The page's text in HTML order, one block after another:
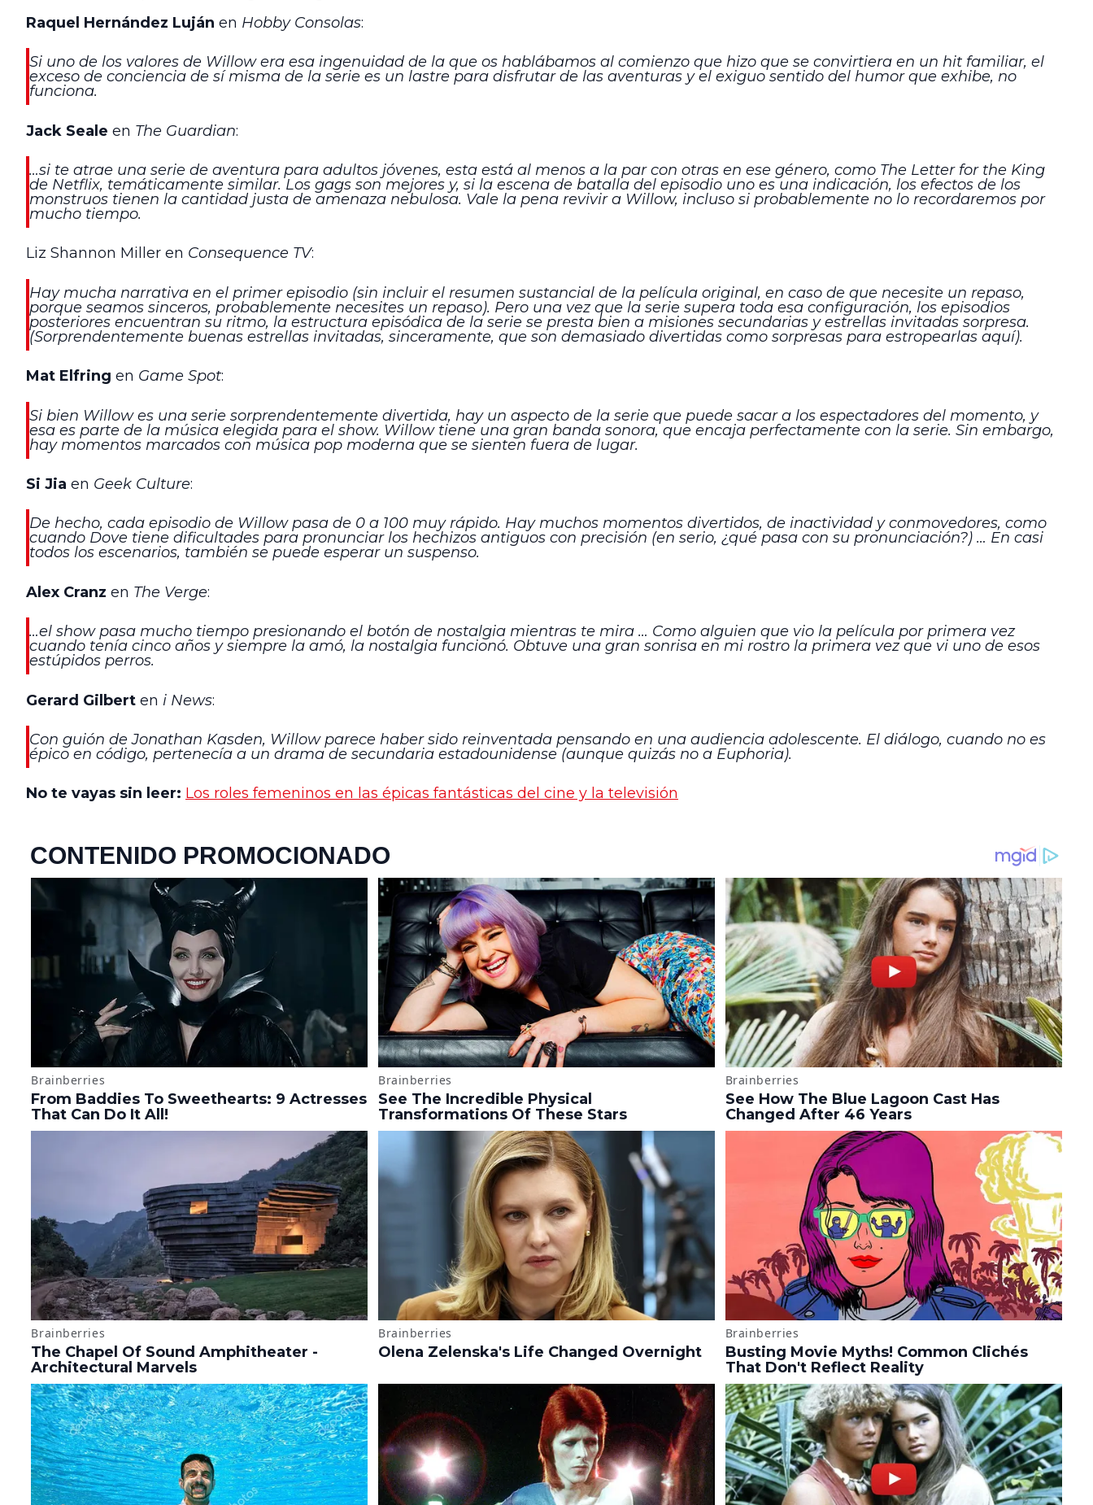
Raquel Hernández Luján en Hobby Consolas:
Si uno de los valores de Willow era esa ingenuidad de la que os hablábamos al comienzo que hizo que se convirtiera en un hit familiar, el
exceso de conciencia de sí misma de la serie es un lastre para disfrutar de las aventuras y el exiguo sentido del humor que exhibe, no
funciona.
Jack Seale en The Guardian:
…si te atrae una serie de aventura para adultos jóvenes, esta está al menos a la par con otras en ese género, como The Letter for the King
de Netflix, temáticamente similar. Los gags son mejores y, si la escena de batalla del episodio uno es una indicación, los efectos de los
monstruos tienen la cantidad justa de amenaza nebulosa. Vale la pena revivir a Willow, incluso si probablemente no lo recordaremos por
mucho tiempo.
Liz Shannon Miller en Consequence TV:
Hay mucha narrativa en el primer episodio (sin incluir el resumen sustancial de la película original, en caso de que necesite un repaso,
porque seamos sinceros, probablemente necesites un repaso). Pero una vez que la serie supera toda esa configuración, los episodios
posteriores encuentran su ritmo, la estructura episódica de la serie se presta bien a misiones secundarias y estrellas invitadas sorpresa.
(Sorprendentemente buenas estrellas invitadas, sinceramente, que son demasiado divertidas como sorpresas para estropearlas aquí).
Mat Elfring en Game Spot:
Si bien Willow es una serie sorprendentemente divertida, hay un aspecto de la serie que puede sacar a los espectadores del momento, y
esa es parte de la música elegida para el show. Willow tiene una gran banda sonora, que encaja perfectamente con la serie. Sin embargo,
hay momentos marcados con música pop moderna que se sienten fuera de lugar.
Si Jia en Geek Culture:
De hecho, cada episodio de Willow pasa de 0 a 100 muy rápido. Hay muchos momentos divertidos, de inactividad y conmovedores, como
cuando Dove tiene dificultades para pronunciar los hechizos antiguos con precisión (en serio, ¿qué pasa con su pronunciación?) … En casi
todos los escenarios, también se puede esperar un suspenso.
Alex Cranz en The Verge:
…el show pasa mucho tiempo presionando el botón de nostalgia mientras te mira … Como alguien que vio la película por primera vez
cuando tenía cinco años y siempre la amó, la nostalgia funcionó. Obtuve una gran sonrisa en mi rostro la primera vez que vi uno de esos
estúpidos perros.
Gerard Gilbert en i News:
Con guión de Jonathan Kasden, Willow parece haber sido reinventada pensando en una audiencia adolescente. El diálogo, cuando no es
épico en código, pertenecía a un drama de secundaria estadounidense (aunque quizás no a Euphoria).
No te vayas sin leer: Los roles femeninos en las épicas fantásticas del cine y la televisión